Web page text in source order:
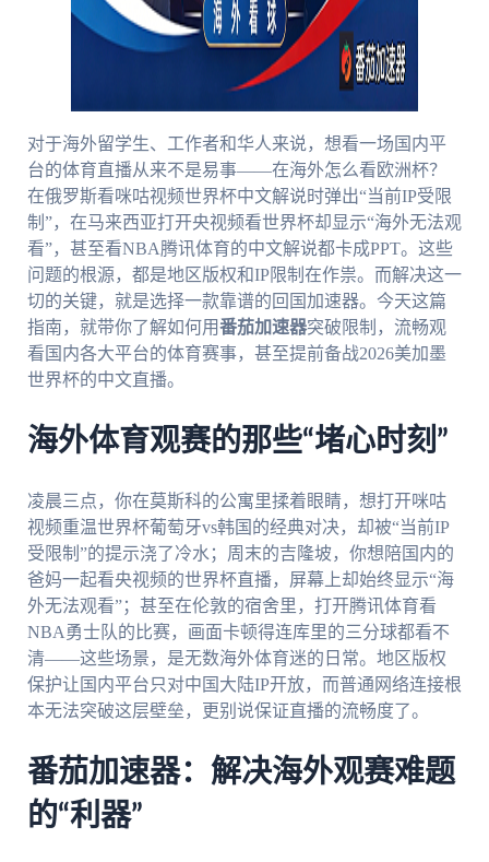
对于海外留学生、工作者和华人来说，想看一场国内平
台的体育直播从来不是易事——在海外怎么看欧洲杯？
在俄罗斯看咪咕视频世界杯中文解说时弹出“当前IP受限
制”，在马来西亚打开央视频看世界杯却显示“海外无法观
看”，甚至看NBA腾讯体育的中文解说都卡成PPT。这些
问题的根源，都是地区版权和IP限制在作祟。而解决这一
切的关键，就是选择一款靠谱的回国加速器。今天这篇
指南，就带你了解如何用番茄加速器突破限制，流畅观
看国内各大平台的体育赛事，甚至提前备战2026美加墨
世界杯的中文直播。
海外体育观赛的那些“堵心时刻”
凌晨三点，你在莫斯科的公寓里揉着眼睛，想打开咪咕
视频重温世界杯葡萄牙vs韩国的经典对决，却被“当前IP
受限制”的提示浇了冷水；周末的吉隆坡，你想陪国内的
爸妈一起看央视频的世界杯直播，屏幕上却始终显示“海
外无法观看”；甚至在伦敦的宿舍里，打开腾讯体育看
NBA勇士队的比赛，画面卡顿得连库里的三分球都看不
清——这些场景，是无数海外体育迷的日常。地区版权
保护让国内平台只对中国大陆IP开放，而普通网络连接根
本无法突破这层壁垒，更别说保证直播的流畅度了。
番茄加速器：解决海外观赛难题
的“利器”